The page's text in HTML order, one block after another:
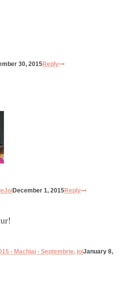
30, 2015Reply
December 1, 2015Reply
- Machiaj - Septembrie, joiJanuary 8,